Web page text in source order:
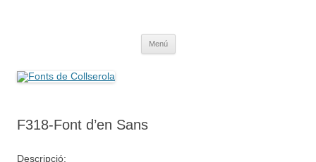
Menú
F318-Font d’en Sans
Descripció: